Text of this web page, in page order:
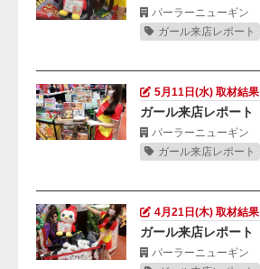
パーラーニューギン
ガール来店レポート
5月11日(水) 取材結果
ガール来店レポート
パーラーニューギン
ガール来店レポート
4月21日(木) 取材結果
ガール来店レポート
パーラーニューギン